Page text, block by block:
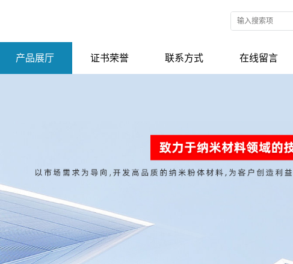
产品展厅 证书荣誉 联系方式 在线留言